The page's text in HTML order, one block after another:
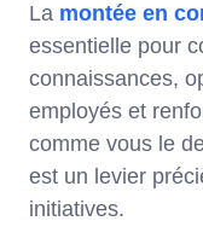
La montée en
essentielle pour
connaissances,
employés et
comme vous le
est un levier
initiatives.